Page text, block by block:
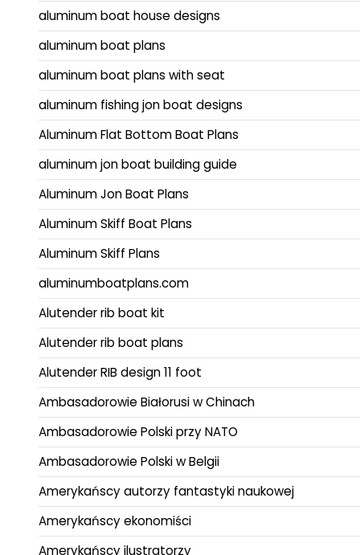
aluminum boat house designs
aluminum boat plans
aluminum boat plans with seat
aluminum fishing jon boat designs
Aluminum Flat Bottom Boat Plans
aluminum jon boat building guide
Aluminum Jon Boat Plans
Aluminum Skiff Boat Plans
Aluminum Skiff Plans
aluminumboatplans.com
Alutender rib boat kit
Alutender rib boat plans
Alutender RIB design 11 foot
Ambasadorowie Białorusi w Chinach
Ambasadorowie Polski przy NATO
Ambasadorowie Polski w Belgii
Amerykańscy autorzy fantastyki naukowej
Amerykańscy ekonomiści
Amerykańscy ilustratorzy